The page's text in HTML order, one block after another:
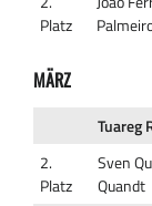
Platz
MÄRZ
Tuareg
2.
Platz
Sven
Quandt